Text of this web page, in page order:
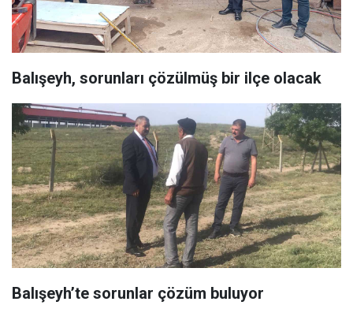
Balışeyh, sorunları çözülmüş bir ilçe olacak
Balışeyh’te sorunlar çözüm buluyor